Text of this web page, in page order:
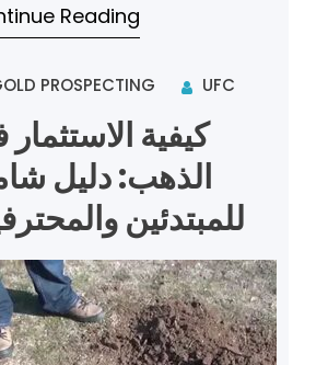
يتم استخدامها…
Reading
PROSPECTING UFC
كيفية
الذهب: دليل
للمبتدئين